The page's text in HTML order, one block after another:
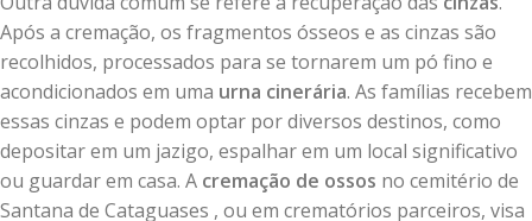
Após a cremação, os fragmentos ósseos e as cinzas são
recolhidos, processados para se tornarem um pó fino e
acondicionados em uma urna cinerária. As famílias recebem
essas cinzas e podem optar por diversos destinos, como
depositar em um jazigo, espalhar em um local significativo
ou guardar em casa. A cremação de ossos no cemitério de
Santana de Cataguases , ou em crematórios parceiros, visa